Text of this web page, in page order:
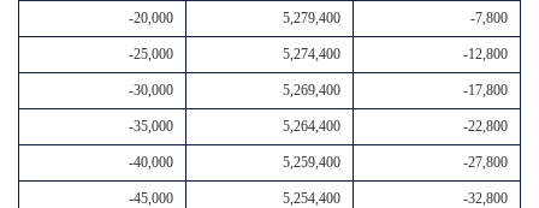
-20,000 5,279,400 -7,800
-25,000 5,274,400 -12,800
-30,000 5,269,400 -17,800
-35,000 5,264,400 -22,800
-40,000 5,259,400 -27,800
-45,000 5,254,400 -32,800